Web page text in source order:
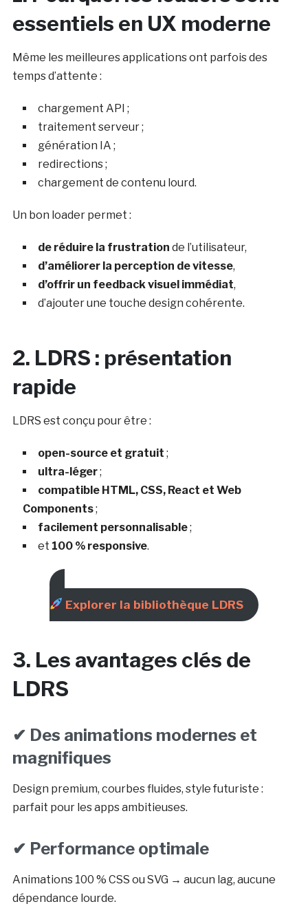
essentiels en UX moderne
Même les meilleures applications ont parfois des
temps d’attente :
chargement API ;
traitement serveur ;
génération IA ;
redirections ;
chargement de contenu lourd.
Un bon loader permet :
de réduire la frustration de l’utilisateur,
d’améliorer la perception de vitesse,
d’offrir un feedback visuel immédiat,
d’ajouter une touche design cohérente.
2. LDRS : présentation
rapide
LDRS est conçu pour être :
open-source et gratuit ;
ultra-léger;
compatible HTML, CSS, React et Web
Components;
facilement personnalisable;
et 100 % responsive.
Explorer la bibliothèque LDRS
3. Les avantages clés de
LDRS
✔ Des animations modernes et
magnifiques
Design premium, courbes fluides, style futuriste :
parfait pour les apps ambitieuses.
✔ Performance optimale
Animations 100 % CSS ou SVG → aucun lag, aucune
dépendance lourde.